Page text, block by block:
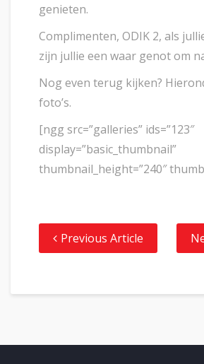
genieten.
Complimenten, ODIK 2, als
zijn jullie een waar genot om
Nog even terug kijken?
foto’s.
[ngg src=”galleries” ids=”123″
display=”basic_thumbnail”
thumbnail_height=”240″
Previous Article